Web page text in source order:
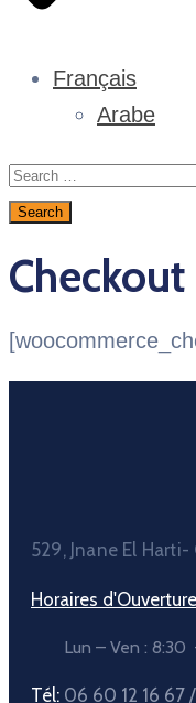
Français
Arabe
Checkout
529, Jnane El
Horaires d'Ouverture
Lun – Ven : 8:30
Tél: 06 60 12 16 67 /